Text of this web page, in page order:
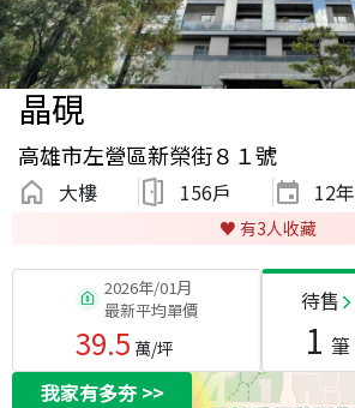
晶硯
高雄市左營區新榮街８１號
大樓 156戶 12年
♥️ 有3人收藏
2026年/01月
最新平均單價
39.5 萬/坪
待售
1 筆
我家有多夯>>